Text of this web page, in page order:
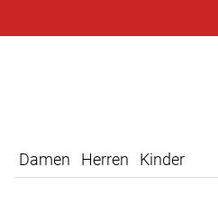
Damen Herren Kinder